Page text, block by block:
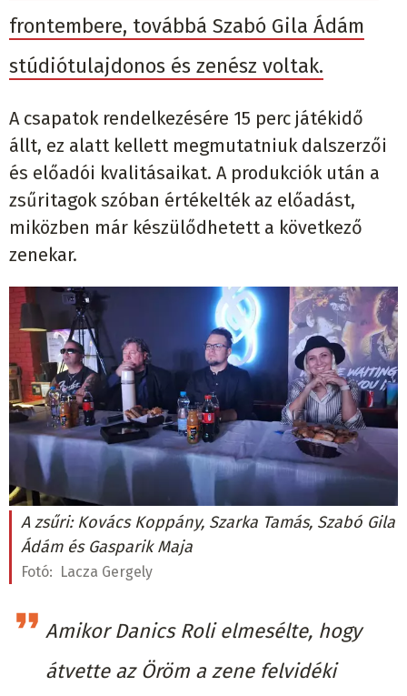
frontembere, továbbá Szabó Gila Ádám
stúdiótulajdonos és zenész voltak.
A csapatok rendelkezésére 15 perc játékidő
állt, ez alatt kellett megmutatniuk dalszerzői
és előadói kvalitásaikat. A produkciók után a
zsűritagok szóban értékelték az előadást,
miközben már készülődhetett a következő
zenekar.
A zsűri: Kovács Koppány, Szarka Tamás, Szabó Gila
Ádám és Gasparik Maja
Fotó: Lacza Gergely
Amikor Danics Roli elmesélte, hogy
átvette az Öröm a zene felvidéki